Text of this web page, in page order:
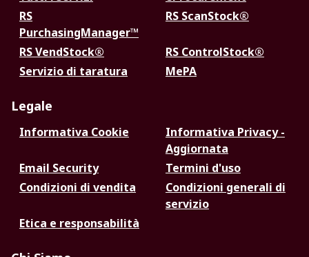
RS
PurchasingManager™
RS ScanStock®
RS VendStock®
RS ControlStock®
Servizio di taratura
MePA
Legale
Informativa Cookie
Informativa Privacy -
Aggiornata
Email Security
Termini d'uso
Condizioni di vendita
Condizioni generali di
servizio
Etica e responsabilità